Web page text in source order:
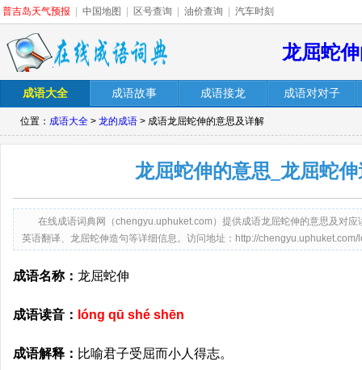
普吉岛天气预报 中国地图 区号查询 油价查询 汽车时刻
龙屈蛇
成语大全 成语故事 成语接龙 成语对对子
位置： 成语大全 > 龙的成语 > 成语龙屈蛇伸的意思及详解
龙屈蛇伸的意思_龙屈蛇
在线成语词典网（chengyu.uphuket.com）提供成语龙屈蛇伸的意思及对
英语翻译、龙屈蛇伸造句等详细信息。访问地址：http://
成语名称： 龙屈蛇伸
成语读音： lóng qū shé shēn
成语解释： 比喻君子受屈而小人得志。